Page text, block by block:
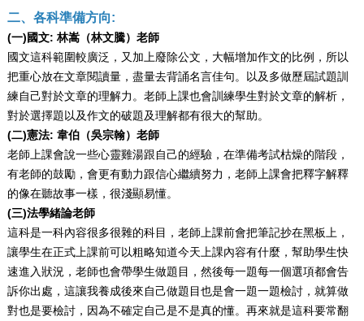
二、各科準備方向:
(一)國文: 林嵩（林文騰）老師
國文這科範圍較廣泛，又加上廢除公文，大幅增加作文的比例，所以
把重心放在文章閱讀量，盡量去背誦名言佳句。以及多做歷屆試題訓
練自己對於文章的理解力。老師上課也會訓練學生對於文章的解析，
對於選擇題以及作文的破題及理解都有很大的幫助。
(二)憲法: 韋伯（吳宗翰）老師
老師上課會說一些心靈雞湯跟自己的經驗，在準備考試枯燥的階段，
有老師的鼓勵，會更有動力跟信心繼續努力，老師上課會把釋字解釋
的像在聽故事一樣，很淺顯易懂。
(三)法學緒論老師
這科是一科內容很多很雜的科目，老師上課前會把筆記抄在黑板上，
讓學生在正式上課前可以粗略知道今天上課內容有什麼，幫助學生快
速進入狀況，老師也會帶學生做題目，然後每一題每一個選項都會告
訴你出處，這讓我養成後來自己做題目也是會一題一題檢討，就算做
對也是要檢討，因為不確定自己是不是真的懂。再來就是這科要常翻